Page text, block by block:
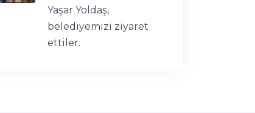
Yaşar Yoldaş,
belediyemizi ziyaret
ettiler.